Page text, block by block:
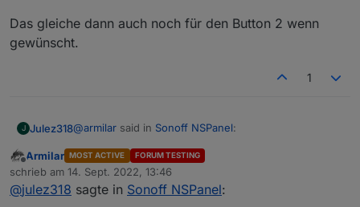
Das gleiche dann auch noch für den Button 2 wenn
gewünscht.
1
J Julez318@armilar said in Sonoff NSPanel:
@niiccooo1 sagte in
Habe das bei mir so realisiert, indem ich für den
Offline
Armilar MOST ACTIVE FORUM TESTING
schrieb am 14. Sept. 2022, 13:46
zuletzt editiert von
@julez318 sagte in Sonoff NSPanel: